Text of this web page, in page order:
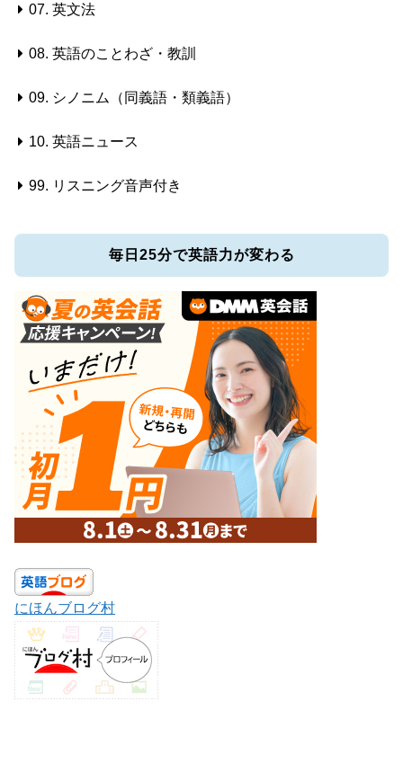
07. 英文法
08. 英語のことわざ・教訓
09. シノニム（同義語・類義語）
10. 英語ニュース
99. リスニング音声付き
毎日25分で英語力が変わる
にほんブログ村